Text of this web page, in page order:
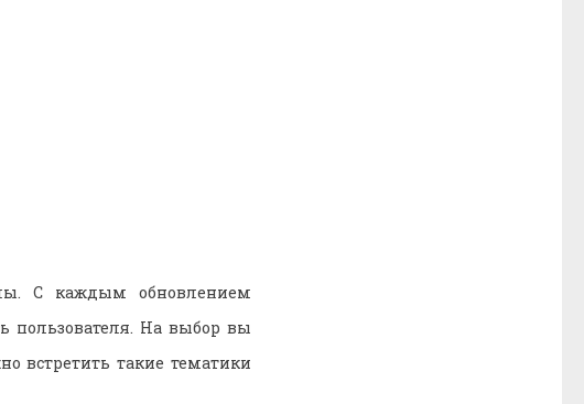
С каждым обновлением
пользователя. На выбор вы
встретить такие тематики